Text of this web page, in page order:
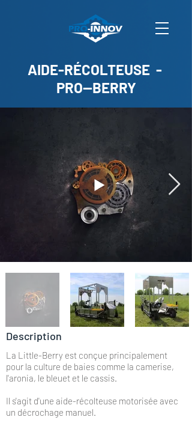
AIDE-RÉCOLTEUSE -
PRO--BERRY
Description
La Little-Berry est conçue principalement
pour la culture de baies comme la camerise,
l'aronia, le bleuet et le cassis.
Il s'agit d'une aide-récolteuse motorisée avec
un décrochage manuel.